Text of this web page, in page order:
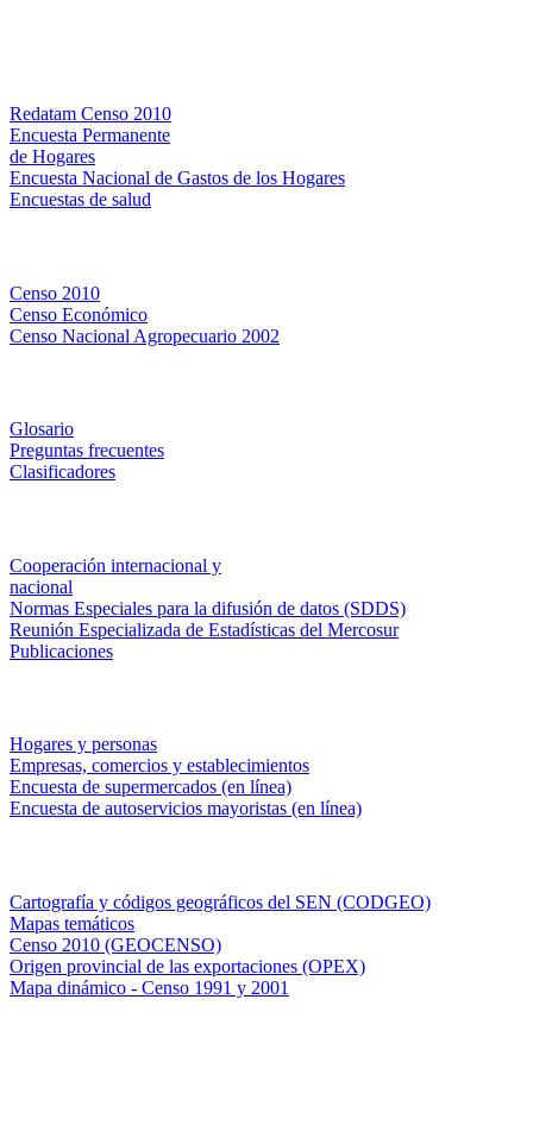
Redatam Censo 2010
Encuesta Permanente
de Hogares
Encuesta Nacional de Gastos de los Hogares
Encuestas de salud
Censo 2010
Censo Económico
Censo Nacional Agropecuario 2002
Glosario
Preguntas frecuentes
Clasificadores
Cooperación internacional y
nacional
Normas Especiales para la difusión de datos (SDDS)
Reunión Especializada de Estadísticas del Mercosur
Publicaciones
Hogares y personas
Empresas, comercios y establecimientos
Encuesta de supermercados (en línea)
Encuesta de autoservicios mayoristas (en línea)
Cartografía y códigos geográficos del SEN (CODGEO)
Mapas temáticos
Censo 2010 (GEOCENSO)
Origen provincial de las exportaciones (OPEX)
Mapa dinámico - Censo 1991 y 2001